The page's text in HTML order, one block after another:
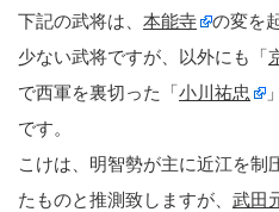
下記の武将は、 本能寺
の変を
少ない武将ですが、以外にも「
で西軍を裏切った「 小川祐忠
です。
こけは、明智勢が主に近江を制
たものと推測致しますが、 武田